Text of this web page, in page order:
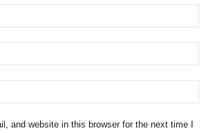
and website in this browser for the next time I